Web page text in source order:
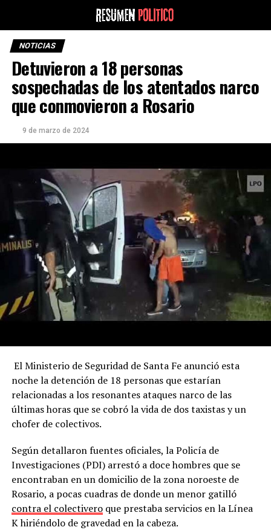
NOTICIAS
Detuvieron a 18 personas
sospechadas de los atentados narco
que conmovieron a Rosario
9 de marzo de 2024
El Ministerio de Seguridad de Santa Fe anunció esta
noche la detención de 18 personas que estarían
relacionadas a los resonantes ataques narco de las
últimas horas que se cobró la vida de dos taxistas y un
chofer de colectivos.
Según detallaron fuentes oficiales, la Policía de
Investigaciones (PDI) arrestó a doce hombres que se
encontraban en un domicilio de la zona noroeste de
Rosario, a pocas cuadras de donde un menor gatilló
contra el colectiveroque prestaba servicios en la Línea
K hiriéndolo de gravedad en la cabeza.